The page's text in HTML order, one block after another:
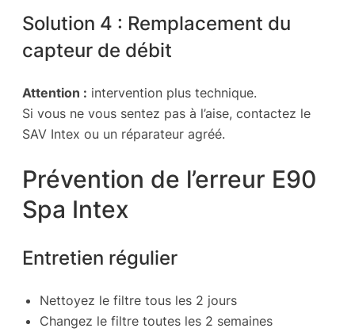
Solution 4 : Remplacement du
capteur de débit
Attention : intervention plus technique.
Si vous ne vous sentez pas à l’aise, contactez le
SAV Intex ou un réparateur agréé.
Prévention de l’erreur E90
Spa Intex
Entretien régulier
Nettoyez le filtre tous les 2 jours
Changez le filtre toutes les 2 semaines